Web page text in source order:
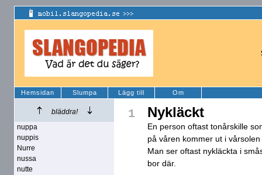
Hemsidan Slumpa Lägg till Om
bläddra!
nuppa
nuppis
Nurre
nussa
nutte
1 Nykläckt
En person oftast tonårskille
på våren kommer ut i
Man ser oftast nykläckta i
bor där.